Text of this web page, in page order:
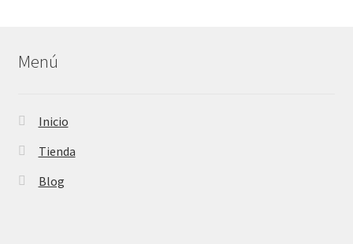
Menú
Inicio
Tienda
Blog